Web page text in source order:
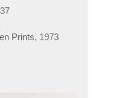
Prints, 1973